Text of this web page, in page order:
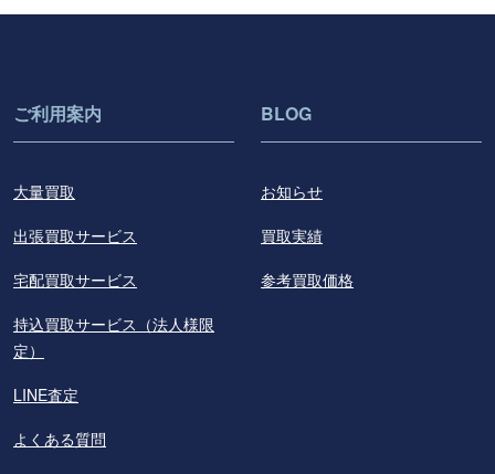
ご利用案内
大量買取
出張買取サービス
宅配買取サービス
持込買取サービス（法人様限
定）
LINE査定
よくある質問
BLOG
お知らせ
買取実績
参考買取価格